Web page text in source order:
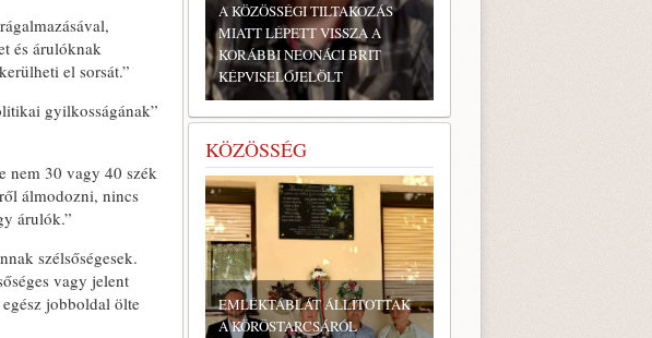
és árulóknak
el sorsát.”
gyilkosságának”
nem 30 vagy 40 szék
álmodozni, nincs
árulók.”
szélsőségesek.
vagy jelent
jobboldal ölte
A KÖZÖSSÉGI TILTAKOZÁS
MIATT LÉPETT VISSZA A
KORÁBBI NEONÁCI BRIT
KÉPVISELŐJELÖLT
KÖZÖSSÉG
EMLÉKTÁBLÁT ÁLLÍTOTTAK